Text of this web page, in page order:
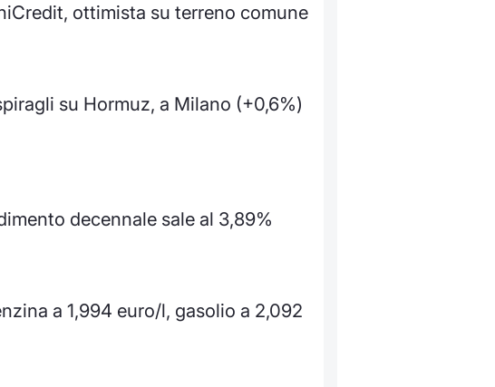
ottimista su terreno comune
su Hormuz, a Milano (+0,6%)
decennale sale al 3,89%
a 1,994 euro/l, gasolio a 2,092